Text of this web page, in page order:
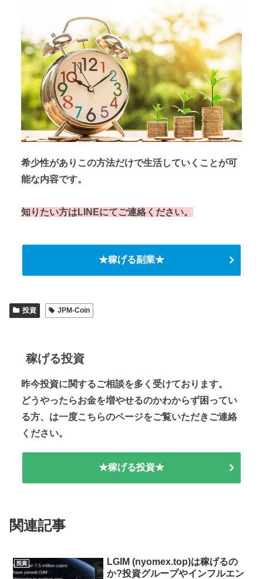
希少性がありこの方法だけで生活していくことが可
能な内容です。
知りたい方はLINEにてご連絡ください。
★稼げる副業★
投資 JPM-Coin
稼げる投資
昨今投資に関するご相談を多く受けております。
どうやったらお金を増やせるのかわからず困ってい
る方、は一度こちらのページをご覧いただきご連絡
ください。
★稼げる投資★
関連記事
投資
LGIM (nyomex.top)は稼げるの
か?投資グループやインフルエン